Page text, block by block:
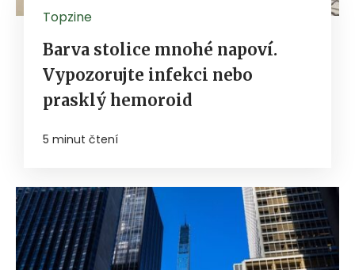
Topzine
Barva stolice mnohé napoví.
Vypozorujte infekci nebo
prasklý hemoroid
5 minut čtení